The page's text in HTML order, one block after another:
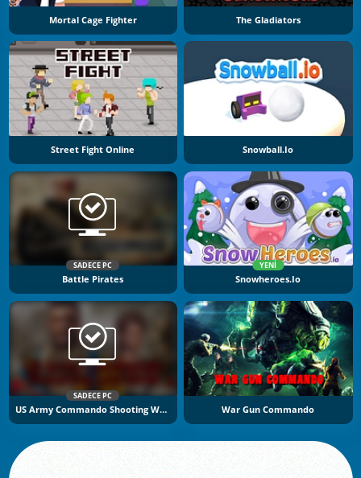
Mortal Cage Fighter The Gladiators
Street Fight Online Snowball.io
SADECE PC
Battle Pirates
YENI
Snowheroes.io
SADECE PC
US Army Commando Shooting Warzone War Gun Commando